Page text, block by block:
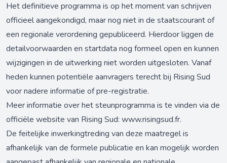
Het definitieve programma is op het moment van schrijven
officieel aangekondigd, maar nog niet in de staatscourant of
een regionale verordening gepubliceerd. Hierdoor liggen de
detailvoorwaarden en startdata nog formeel open en kunnen
wijzigingen in de uitwerking niet worden uitgesloten. Vanaf
heden kunnen potentiële aanvragers terecht bij Rising Sud
voor nadere informatie of pre-registratie.
Meer informatie over het steunprogramma is te vinden via de
officiële website van Rising Sud: www.risingsud.fr.
De feitelijke inwerkingtreding van deze maatregel is
afhankelijk van de formele publicatie en kan mogelijk worden